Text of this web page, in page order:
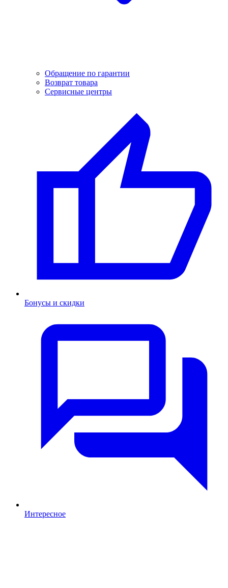
Обращение по гарантии
Возврат товара
Сервисные центры
Бонусы и скидки
Интересное